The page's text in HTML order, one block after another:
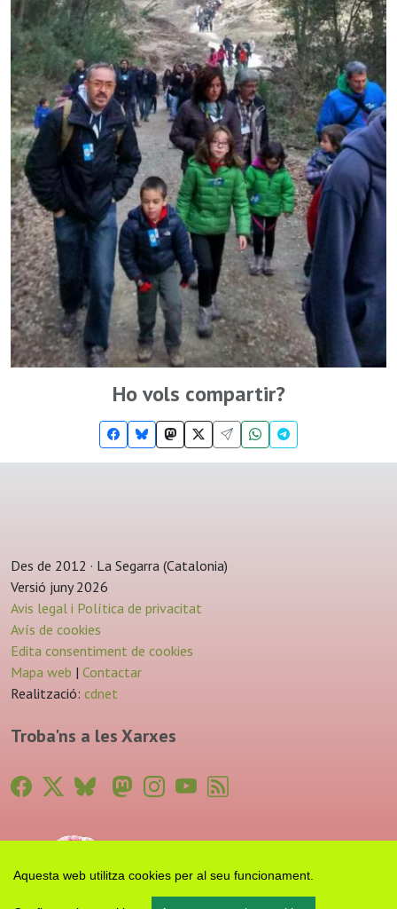
Aquesta web utilitza cookies per al seu funcionament.
Ho vols compartir?
Des de 2012 · La Segarra (Catalonia)
Versió juny 2026
Avis legal i Política de privacitat
Avís de cookies
Edita consentiment de cookies
Mapa web | Contactar
Realització: cdnet
Troba'ns a les Xarxes